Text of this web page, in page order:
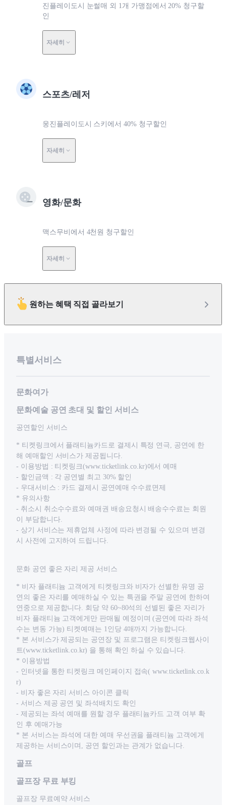
진플레이도시 눈썰매 외 1개 가맹점에서 20% 청구할
인
자세히
스포츠/레저
웅진플레이도시 스키에서 40% 청구할인
자세히
영화/문화
맥스무비에서 4천원 청구할인
자세히
원하는 혜택 직접 골라보기
특별서비스
문화여가
문화예술 공연 초대 및 할인 서비스
공연할인 서비스
* 티켓링크에서 플래티늄카드로 결제시 특정 연극, 공연에 한
해 예매할인 서비스가 제공됩니다.
- 이용방법 : 티켓링크(www.ticketlink.co.kr)에서 예매
- 할인금액 : 각 공연별 최고 30% 할인
- 우대서비스 : 카드 결제시 공연예매 수수료면제
* 유의사항
- 취소시 취소수수료와 예매권 배송요청시 배송수수료는 회원
이 부담합니다.
- 상기 서비스는 제휴업체 사정에 따라 변경될 수 있으며 변경
시 사전에 고지하여 드립니다.
문화 공연 좋은 자리 제공 서비스
* 비자 플래티늄 고객에게 티켓링크와 비자가 선별한 유명 공
연의 좋은 자리를 예매하실 수 있는 특권을 주말 공연에 한하여
연중으로 제공합니다. 회당 약 60~80석의 선별된 좋은 자리가
비자 플래티늄 고객에게만 판매될 예정이며 (공연에 따라 좌석
수는 변동 가능) 티켓예매는 1인당 4매까지 가능합니다.
* 본 서비스가 제공되는 공연장 및 프로그램은 티켓링크웹사이
트(www.ticketlink.co.kr) 을 통해 확인 하실 수 있습니다.
* 이용방법
- 인터넷을 통한 티켓링크 메인페이지 접속( www.ticketlink.co.k
r)
- 비자 좋은 자리 서비스 아이콘 클릭
- 서비스 제공 공연 및 좌석배치도 확인
- 제공되는 좌석 예매를 원할 경우 플래티늄카드 고객 여부 확
인 후 예매가능
* 본 서비스는 좌석에 대한 예매 우선권을 플래티늄 고객에게
제공하는 서비스이며, 공연 할인과는 관계가 없습니다.
골프
골프장 무료 부킹
골프장 무료예약 서비스